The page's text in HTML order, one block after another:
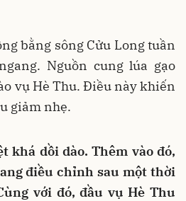
bằng sông Cửu Long tuần
Nguồn cung lúa gạo
vụ Hè Thu. Điều này khiến
giảm nhẹ.
khá dồi dào. Thêm vào đó,
điều chỉnh sau một thời
với đó, đầu vụ Hè Thu